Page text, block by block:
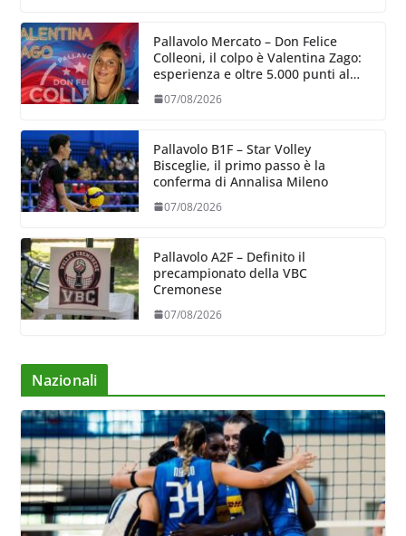
Pallavolo Mercato – Don Felice
Colleoni, il colpo è Valentina Zago:
esperienza e oltre 5.000 punti al
07/08/2026
Pallavolo B1F – Star Volley
Bisceglie, il primo passo è la
conferma di Annalisa Mileno
07/08/2026
Pallavolo A2F – Definito il
precampionato della VBC
Cremonese
07/08/2026
Nazionali